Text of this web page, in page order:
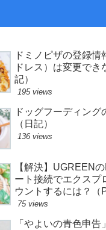
ドミノピザの登録情
ドレス）は変更でき
記）
195 views
ドッグフーディング
（日記）
136 views
【解決】UGREEN
ート接続でエクスプ
ウントするには？（
75 views
「やよいの青色申告